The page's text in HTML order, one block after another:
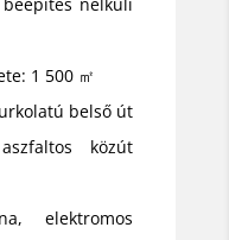
1 500 ㎡
belső út
közút
elektromos